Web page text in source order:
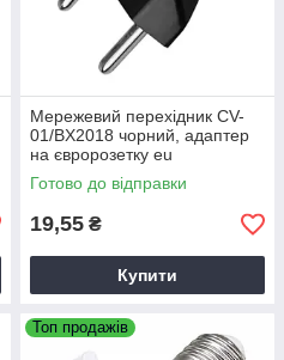
Мережевий перехідник CV-
01/BX2018 чорний, адаптер
на євророзетку eu
Готово до відправки
19,55 ₴
Купити
Топ продажів